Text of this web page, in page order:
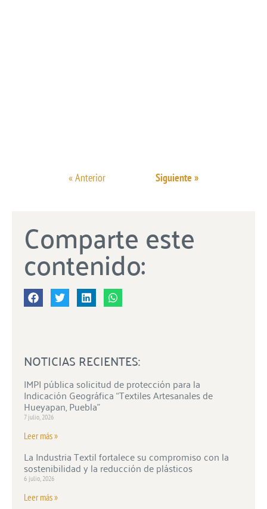
« Anterior Siguiente »
Comparte este
contenido:
NOTICIAS RECIENTES:
IMPI pública solicitud de protección para la
Indicación Geográfica “Textiles Artesanales de
Hueyapan, Puebla”
7 julio, 2026
Leer más »
La Industria Textil fortalece su compromiso con la
sostenibilidad y la reducción de plásticos
6 julio, 2026
Leer más »